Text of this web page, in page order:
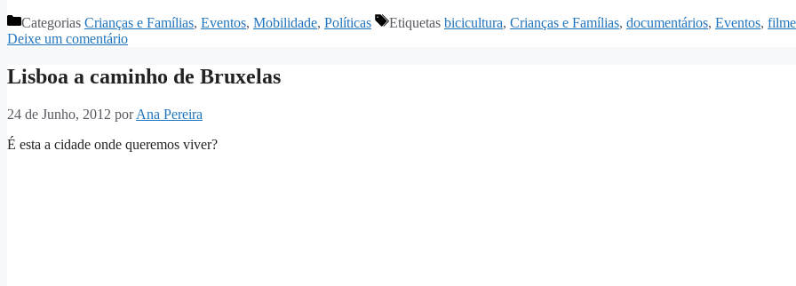
Categorias Crianças e Famílias, Eventos, Mobilidade, Políticas Etiquetas bicicultura, Crianças e Famílias, documentários, Eventos,
Deixe um comentário
Lisboa a caminho de Bruxelas
24 de Junho, 2012 porAna Pereira
É esta a cidade onde queremos viver?